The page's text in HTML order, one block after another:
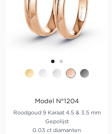
Model N°1204
Roodgoud 9 Karaat 4.5 & 3.5 mm
Gepolijst
0.03 ct diamanten